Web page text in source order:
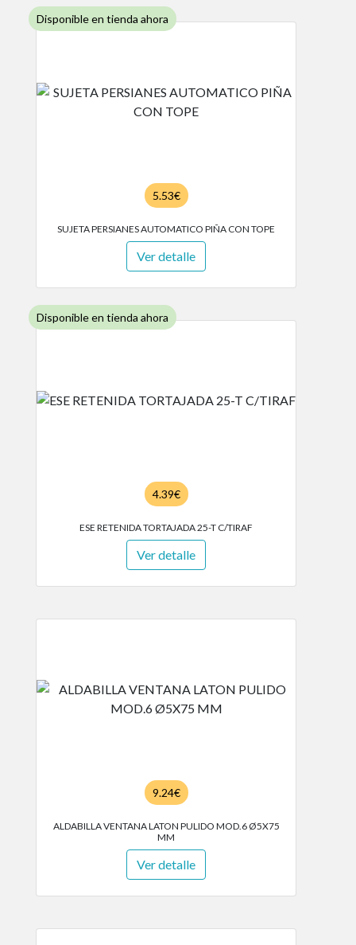
Disponible en tienda ahora
5.53€
SUJETA PERSIANES AUTOMATICO PIÑA CON TOPE
Ver detalle
Disponible en tienda ahora
4.39€
ESE RETENIDA TORTAJADA 25-T C/TIRAF
Ver detalle
9.24€
ALDABILLA VENTANA LATON PULIDO MOD.6 Ø5X75
MM
Ver detalle